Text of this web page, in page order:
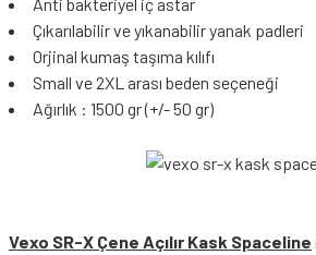
Çıkarılabilir ve yıkanabilir yanak padleri
Orjinal kumaş taşıma kılıfı
Small ve 2XL arası beden seçeneği
Ağırlık : 1500 gr (+/- 50 gr)
Vexo SR-X Çene Açılır Kask Spaceline